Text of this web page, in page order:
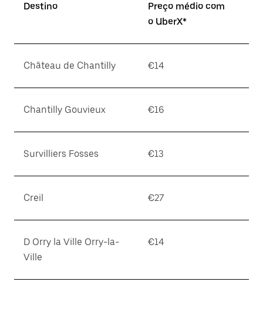
Destino
Preço médio com
o UberX*
Château de Chantilly €14
Chantilly Gouvieux €16
Survilliers Fosses €13
Creil €27
D Orry la Ville Orry-la-
Ville
€14